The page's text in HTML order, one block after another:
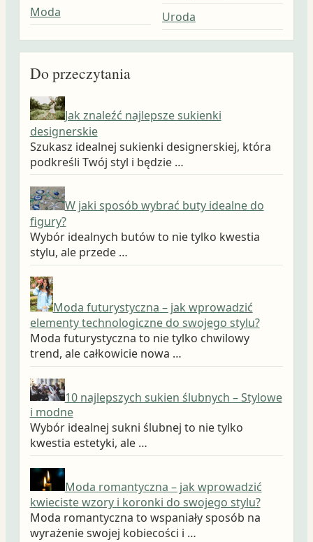
Moda
Uroda
Do przeczytania
Jak znaleźć najlepsze sukienki
designerskie
Szukasz idealnej sukienki designerskiej, która
podkreśli Twój styl i będzie …
W jaki sposób wybrać buty idealne do
figury?
Wybór idealnych butów to nie tylko kwestia
stylu, ale przede …
Moda futurystyczna – jak wprowadzić
elementy technologiczne do swojego stylu?
Moda futurystyczna to nie tylko chwilowy
trend, ale całkowicie nowa …
10 najlepszych sukien ślubnych – Stylowe
i modne
Wybór idealnej sukni ślubnej to nie tylko
kwestia estetyki, ale …
Moda romantyczna – jak wprowadzić
kwieciste wzory i koronki do swojego stylu?
Moda romantyczna to wspaniały sposób na
wyrażenie swojej kobiecości i …